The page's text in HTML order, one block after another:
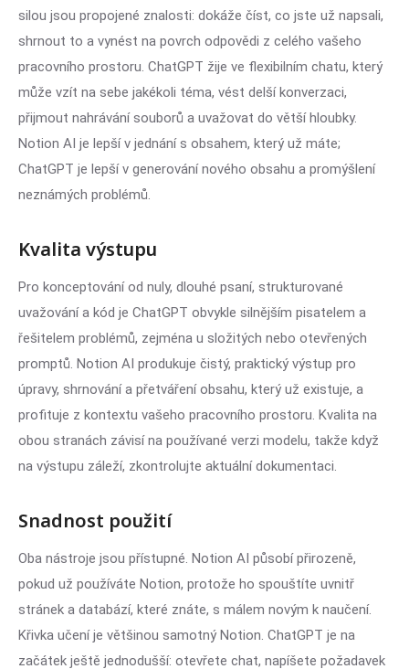
silou jsou propojené znalosti: dokáže číst, co jste už napsali,
shrnout to a vynést na povrch odpovědi z celého vašeho
pracovního prostoru. ChatGPT žije ve flexibilním chatu, který
může vzít na sebe jakékoli téma, vést delší konverzaci,
přijmout nahrávání souborů a uvažovat do větší hloubky.
Notion AI je lepší v jednání s obsahem, který už máte;
ChatGPT je lepší v generování nového obsahu a promýšlení
neznámých problémů.
Kvalita výstupu
Pro konceptování od nuly, dlouhé psaní, strukturované
uvažování a kód je ChatGPT obvykle silnějším pisatelem a
řešitelem problémů, zejména u složitých nebo otevřených
promptů. Notion AI produkuje čistý, praktický výstup pro
úpravy, shrnování a přetváření obsahu, který už existuje, a
profituje z kontextu vašeho pracovního prostoru. Kvalita na
obou stranách závisí na používané verzi modelu, takže když
na výstupu záleží, zkontrolujte aktuální dokumentaci.
Snadnost použití
Oba nástroje jsou přístupné. Notion AI působí přirozeně,
pokud už používáte Notion, protože ho spouštíte uvnitř
stránek a databází, které znáte, s málem novým k naučení.
Křivka učení je většinou samotný Notion. ChatGPT je na
začátek ještě jednodušší: otevřete chat, napíšete požadavek